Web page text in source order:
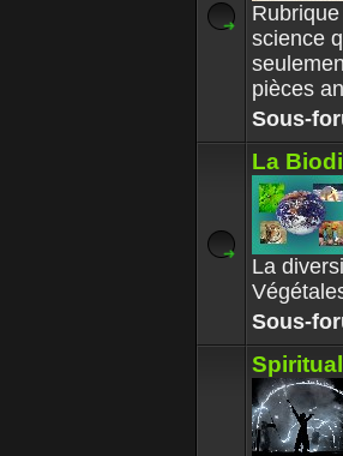
science
pièces
Sous-
La
La
Sous-